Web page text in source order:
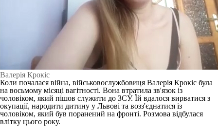
Валерія Крокіс
Коли почалася війна, військовослужбовиця Валерія Крокіс була
на восьмому місяці вагітності. Вона втратила зв'язок із
чоловіком, який пішов служити до ЗСУ. Їй вдалося вирватися з
окупації, народити дитину у Львові та возз'єднатися із
чоловіком, який був поранений на фронті. Розмова відбулася
влітку цього року.